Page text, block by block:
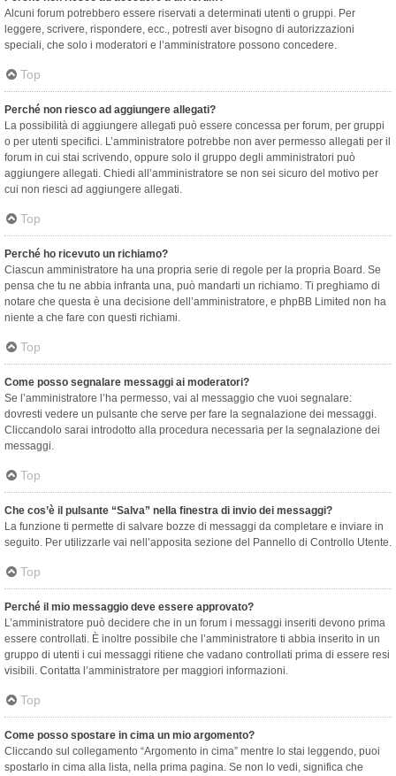
Alcuni forum potrebbero essere riservati a determinati utenti o gruppi. Per
leggere, scrivere, rispondere, ecc., potresti aver bisogno di autorizzazioni
speciali, che solo i moderatori e l’amministratore possono concedere.
Top
Perché non riesco ad aggiungere allegati?
La possibilità di aggiungere allegati può essere concessa per forum, per gruppi
o per utenti specifici. L’amministratore potrebbe non aver permesso allegati per il
forum in cui stai scrivendo, oppure solo il gruppo degli amministratori può
aggiungere allegati. Chiedi all’amministratore se non sei sicuro del motivo per
cui non riesci ad aggiungere allegati.
Top
Perché ho ricevuto un richiamo?
Ciascun amministratore ha una propria serie di regole per la propria Board. Se
pensa che tu ne abbia infranta una, può mandarti un richiamo. Ti preghiamo di
notare che questa è una decisione dell’amministratore, e phpBB Limited non ha
niente a che fare con questi richiami.
Top
Come posso segnalare messaggi ai moderatori?
Se l’amministratore l’ha permesso, vai al messaggio che vuoi segnalare:
dovresti vedere un pulsante che serve per fare la segnalazione dei messaggi.
Cliccandolo sarai introdotto alla procedura necessaria per la segnalazione dei
messaggi.
Top
Che cos’è il pulsante “Salva” nella finestra di invio dei messaggi?
La funzione ti permette di salvare bozze di messaggi da completare e inviare in
seguito. Per utilizzarle vai nell’apposita sezione del Pannello di Controllo Utente.
Top
Perché il mio messaggio deve essere approvato?
L’amministratore può decidere che in un forum i messaggi inseriti devono prima
essere controllati. È inoltre possibile che l’amministratore ti abbia inserito in un
gruppo di utenti i cui messaggi ritiene che vadano controllati prima di essere resi
visibili. Contatta l’amministratore per maggiori informazioni.
Top
Come posso spostare in cima un mio argomento?
Cliccando sul collegamento “Argomento in cima” mentre lo stai leggendo, puoi
spostarlo in cima alla lista, nella prima pagina. Se non lo vedi, significa che